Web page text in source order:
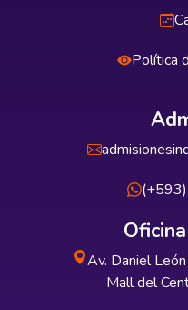
Política
Av. Daniel
Mall del